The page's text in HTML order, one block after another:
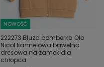
NOWOŚĆ
222273 Bluza bomberka Olo
Nicol karmelowa bawełna
dresowa na zamek dla
chłopca